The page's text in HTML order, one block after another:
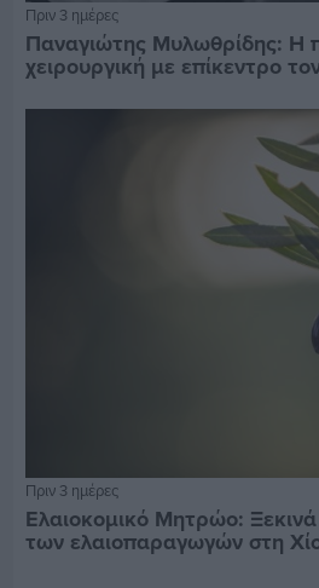
Πριν 3 ημέρες
Παναγιώτης Μυλωθρίδης: Η
χειρουργική με επίκεντρο
Πριν 3 ημέρες
Ελαιοκομικό Μητρώο:
των ελαιοπαραγωγών στη